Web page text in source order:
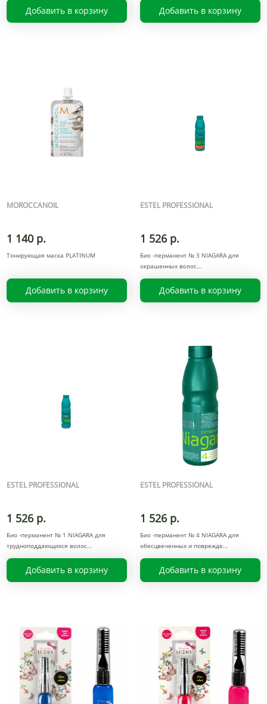
Добавить в корзину Добавить в корзину
MOROCCANOIL
1 140 р.
Тонирующая маска PLATINUM
Добавить в корзину
ESTEL PROFESSIONAL
1 526 р.
Био -перманент № 3 NIAGARA для
окрашенных волос
Добавить в корзину
ESTEL PROFESSIONAL
1 526 р.
Био -перманент № 1 NIAGARA для
трудноподдающихся волос
Добавить в корзину
ESTEL PROFESSIONAL
1 526 р.
Био -перманент № 4 NIAGARA для
обесцвеченных и поврежде
Добавить в корзину